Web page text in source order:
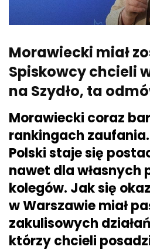
Morawiecki miał
Spiskowcy chcieli
na Szydło, ta
Morawiecki coraz
rankingach
Polski staje się
nawet dla własnych
kolegów. Jak się
w Warszawie miał
zakulisowych
którzy chcieli